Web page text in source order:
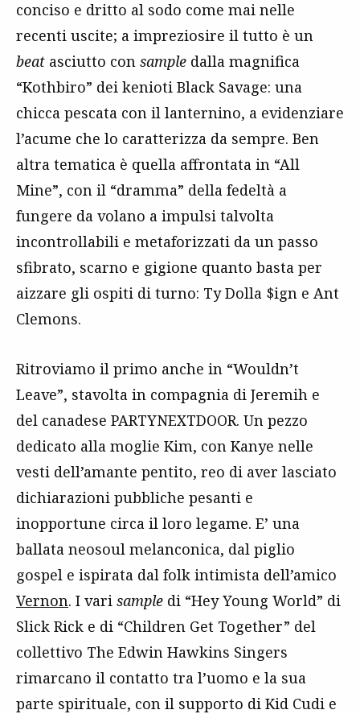
conciso e dritto al sodo come mai nelle
recenti uscite; a impreziosire il tutto è un
beat asciutto con sample dalla magnifica
“Kothbiro” dei kenioti Black Savage: una
chicca pescata con il lanternino, a evidenziare
l’acume che lo caratterizza da sempre. Ben
altra tematica è quella affrontata in “All
Mine”, con il “dramma” della fedeltà a
fungere da volano a impulsi talvolta
incontrollabili e metaforizzati da un passo
sfibrato, scarno e gigione quanto basta per
aizzare gli ospiti di turno: Ty Dolla $ign e Ant
Clemons.
Ritroviamo il primo anche in “Wouldn’t
Leave”, stavolta in compagnia di Jeremih e
del canadese PARTYNEXTDOOR. Un pezzo
dedicato alla moglie Kim, con Kanye nelle
vesti dell’amante pentito, reo di aver lasciato
dichiarazioni pubbliche pesanti e
inopportune circa il loro legame. E’ una
ballata neosoul melanconica, dal piglio
gospel e ispirata dal folk intimista dell’amico
Vernon. I vari sample di “Hey Young World” di
Slick Rick e di “Children Get Together” del
collettivo The Edwin Hawkins Singers
rimarcano il contatto tra l’uomo e la sua
parte spirituale, con il supporto di Kid Cudi e